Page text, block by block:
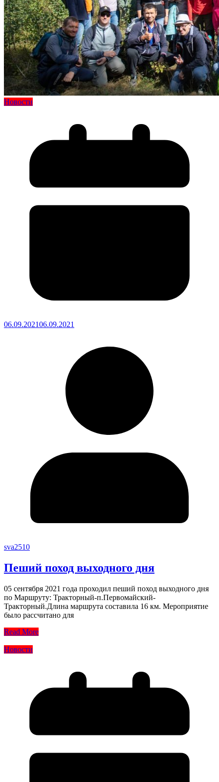
Новости
06.09.202106.09.2021
sva2510
Пеший поход выходного дня
05 сентября 2021 года проходил пеший поход выходного дня
по Маршруту: Тракторный-п.Первомайский-
Тракторный.Длина маршрута составила 16 км. Мероприятие
было рассчитано для
Read More
Новости